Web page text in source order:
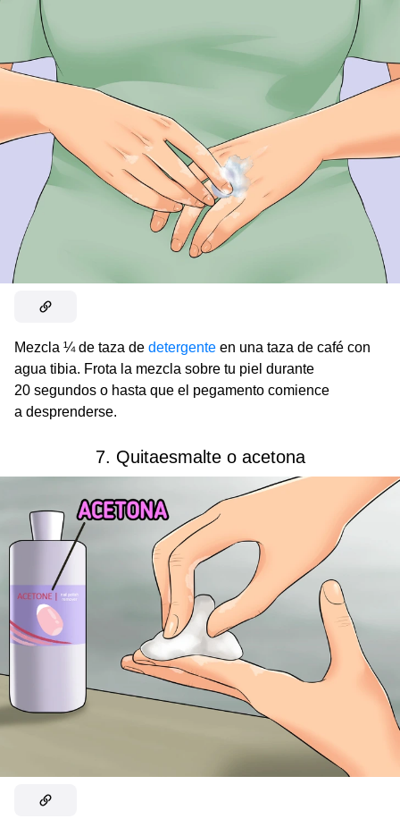
Mezcla ¼ de taza de detergente en una taza de café con
agua tibia. Frota la mezcla sobre tu piel durante
20 segundos o hasta que el pegamento comience
a desprenderse.
7. Quitaesmalte o acetona